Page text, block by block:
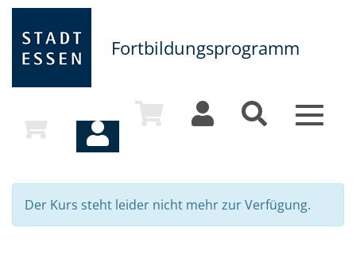
Fortbildungsprogramm
Toggle
Der Kurs steht leider nicht mehr zur Verfügung.